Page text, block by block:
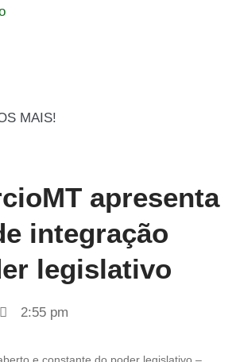
MAIS!
apresenta
integração
legislativo
2:55 pm